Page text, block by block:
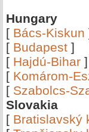
Hungary
[ Bács-Kiskun
[ Budapest ]
[ Hajdú-Bihar
[ Komárom-
[ Szabolcs-
Slovakia
[ Bratislavský